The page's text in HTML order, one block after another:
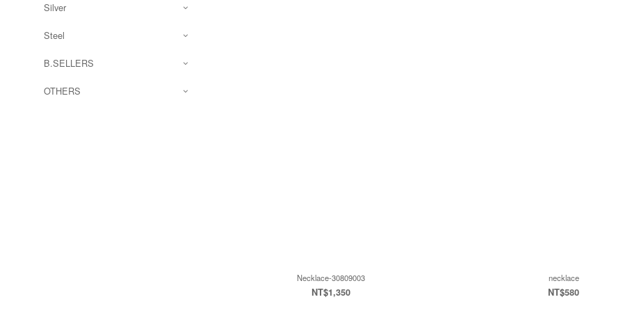
Silver
Steel
B.SELLERS
OTHERS
Necklace-30809003
NT$1,350
necklace
NT$580